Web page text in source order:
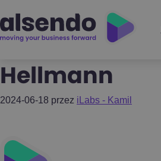
Hellmann
2024-06-18 przez iLabs - Kamil